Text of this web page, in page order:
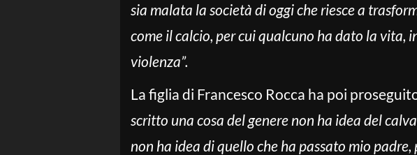
sia malata la società di oggi che riesce a
come il calcio, per cui qualcuno ha dato la vita,
violenza”.
La figlia di Francesco Rocca ha poi
scritto una cosa del genere non ha idea del
non ha idea di quello che ha passato mio